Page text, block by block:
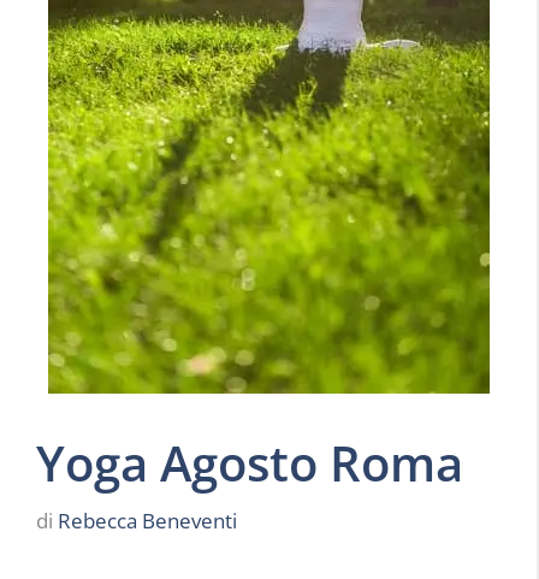
Yoga Agosto Roma
di Rebecca Beneventi